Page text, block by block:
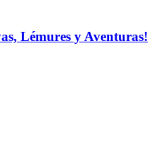
Lémures y Aventuras!